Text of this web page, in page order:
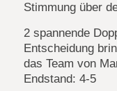
Stimmung über
2 spannende
Entscheidung
das Team von
Endstand: 4-5